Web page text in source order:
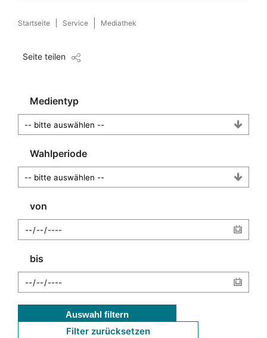
Startseite Service Mediathek
Seite teilen
Medientyp
Wahlperiode
von
bis
Auswahl filtern
Filter zurücksetzen